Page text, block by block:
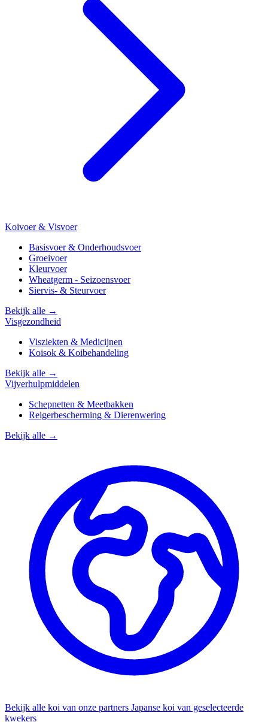
Koivoer & Visvoer
Basisvoer & Onderhoudsvoer
Groeivoer
Kleurvoer
Wheatgerm - Seizoensvoer
Siervis- & Steurvoer
Bekijk alle →
Visgezondheid
Visziekten & Medicijnen
Koisok & Koibehandeling
Bekijk alle →
Vijverhulpmiddelen
Schepnetten & Meetbakken
Reigerbescherming & Dierenwering
Bekijk alle →
Bekijk alle koi van onze partners Japanse koi van geselecteerde
kwekers